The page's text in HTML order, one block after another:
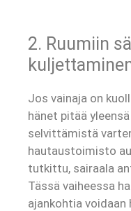
2. Ruumiin
Jos vainaja on
hänet pitää
selvittämistä
hautaustoimisto
tutkittu, sairaala
Tässä vaiheessa
ajankohtia voidaan